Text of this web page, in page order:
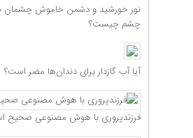
نور خورشید و دشمن خاموش چشمان
چشم چیست؟
آیا آب گازدار برای دندان‌ها مضر است؟
فرزندپروری با هوش مصنوعی صحیح